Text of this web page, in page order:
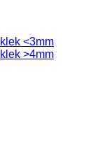
<3mm
>4mm